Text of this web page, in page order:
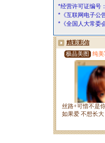
*经营许可证编号
*《互联网电子公
*《全国人大常委